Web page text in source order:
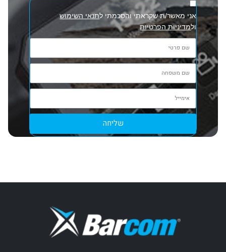
אני מאשר/ת שקראתי והסכמתי לתנאי השימוש
ולמדיניות הפרטיות
שליחה